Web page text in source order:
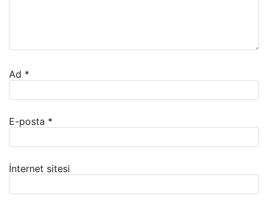
Ad *
E-posta *
İnternet sitesi